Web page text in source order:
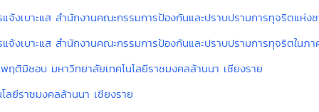
จ้งเบาะแส สำนักงานคณะกรรมการป้องกันและปราบปรามการทุจริตแห่ง
จ้งเบาะแส สำนักงานคณะกรรมการป้องกันและปราบปรามการทุจริตในภ
ฤติมิชอบ มหาวิทยาลัยเทคโนโลยีราชมงคลล้านนา เชียงราย
ลยีราชมงคลล้านนา เชียงราย